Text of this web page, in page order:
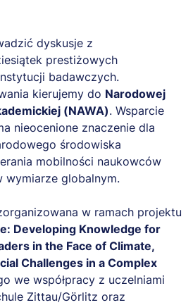
dyskusje z
prestiżowych
badawczych.
kierujemy do Narodowej
(NAWA). Wsparcie
nieocenione znaczenie dla
środowiska
mobilności naukowców
wymiarze globalnym.
w ramach projektu
Developing Knowledge for
in the Face of Climate,
Challenges in a Complex
we współpracy z uczelniami
Zittau/Görlitz oraz